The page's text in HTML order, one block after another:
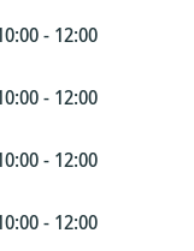
- 12:00
- 12:00
- 12:00
- 12:00